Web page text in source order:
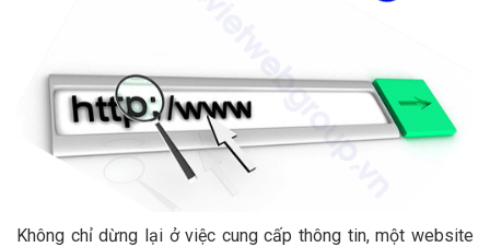
Không chỉ dừng lại ở việc cung cấp thông tin, một website